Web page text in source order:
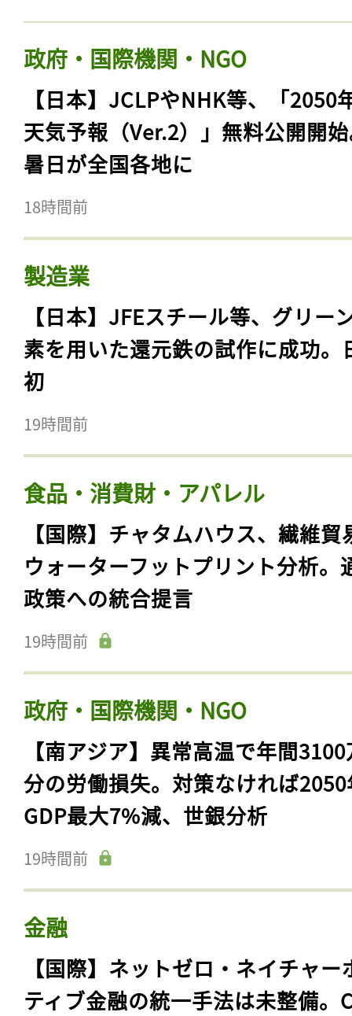
政府・国際機関・NGO
【日本】JCLPやNHK等、「2050
天気予報（Ver.2）」無料公開開
暑日が全国各地に
18時間前
製造業
【日本】JFEスチール等、グリー
素を用いた還元鉄の試作に成功。
初
19時間前
食品・消費財・アパレル
【国際】チャタムハウス、繊維貿
ウォーターフットプリント分析。
政策への統合提言
19時間前
政府・国際機関・NGO
【南アジア】異常高温で年間
分の労働損失。対策なければ
GDP最大7%減、世銀分析
19時間前
金融
【国際】ネットゼロ・ネイチャー
ティブ金融の統一手法は未整備。